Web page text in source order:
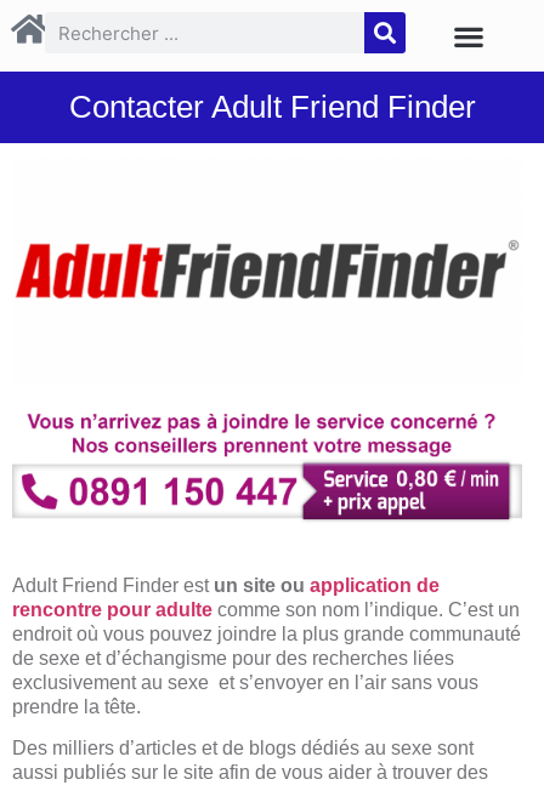
Contacter Adult Friend Finder
Adult Friend Finder est un site ou application de
rencontre pour adulte comme son nom l’indique. C’est un
endroit où vous pouvez joindre la plus grande communauté
de sexe et d’échangisme pour des recherches liées
exclusivement au sexe et s’envoyer en l’air sans vous
prendre la tête.
Des milliers d’articles et de blogs dédiés au sexe sont
aussi publiés sur le site afin de vous aider à trouver des